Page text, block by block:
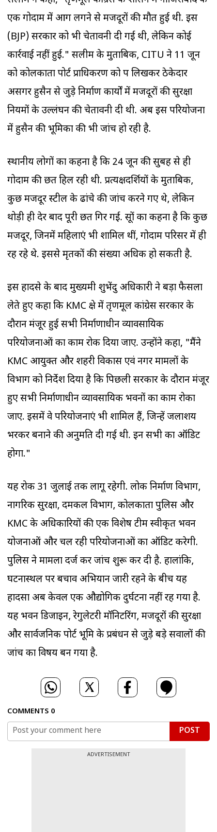
एक गोदाम में आग लगने से मजदूरों की मौत हुई थी. इस
(BJP) सरकार को भी चेतावनी दी गई थी, लेकिन कोई
कार्रवाई नहीं हुई." सलीम के मुताबिक, CITU ने 11 जून
को कोलकाता पोर्ट प्राधिकरण को पत्र लिखकर ठेकेदार
असगर हुसैन से जुड़े निर्माण कार्यों में मजदूरों की सुरक्षा
नियमों के उल्लंघन की चेतावनी दी थी. अब इस परियोजना
में हुसैन की भूमिका की भी जांच हो रही है.
स्थानीय लोगों का कहना है कि 24 जून की सुबह से ही
गोदाम की छत हिल रही थी. प्रत्यक्षदर्शियों के मुताबिक,
कुछ मजदूर स्टील के ढांचे की जांच करने गए थे, लेकिन
थोड़ी ही देर बाद पूरी छत गिर गई. सूत्रों का कहना है कि कुछ
मजदूर, जिनमें महिलाएं भी शामिल थीं, गोदाम परिसर में ही
रह रहे थे. इससे मृतकों की संख्या अधिक हो सकती है.
इस हादसे के बाद मुख्यमंत्री शुभेंदु अधिकारी ने बड़ा फैसला
लेते हुए कहा कि KMC क्षेत्र में तृणमूल कांग्रेस सरकार के
दौरान मंजूर हुई सभी निर्माणाधीन व्यावसायिक
परियोजनाओं का काम रोक दिया जाए. उन्होंने कहा, "मैंने
KMC आयुक्त और शहरी विकास एवं नगर मामलों के
विभाग को निर्देश दिया है कि पिछली सरकार के दौरान मंजूर
हुए सभी निर्माणाधीन व्यावसायिक भवनों का काम रोका
जाए. इसमें वे परियोजनाएं भी शामिल हैं, जिन्हें जलाशय
भरकर बनाने की अनुमति दी गई थी. इन सभी का ऑडिट
होगा."
यह रोक 31 जुलाई तक लागू रहेगी. लोक निर्माण विभाग,
नागरिक सुरक्षा, दमकल विभाग, कोलकाता पुलिस और
KMC के अधिकारियों की एक विशेष टीम स्वीकृत भवन
योजनाओं और चल रही परियोजनाओं का ऑडिट करेगी.
पुलिस ने मामला दर्ज कर जांच शुरू कर दी है. हालांकि,
घटनास्थल पर बचाव अभियान जारी रहने के बीच यह
हादसा अब केवल एक औद्योगिक दुर्घटना नहीं रह गया है.
यह भवन डिजाइन, रेगुलेटरी मॉनिटरिंग, मजदूरों की सुरक्षा
और सार्वजनिक पोर्ट भूमि के प्रबंधन से जुड़े बड़े सवालों की
जांच का विषय बन गया है.
COMMENTS 0
POST
ADVERTISEMENT